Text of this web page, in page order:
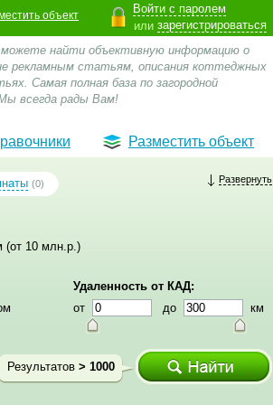
Войти с паролем
или зарегистрироваться
объект
найти объективную информацию о
рекламным статьям, описания коттеджных
Самая полная база по загородной
всегда рады Вам!
Разместить объект
(0) Развернуть
(от 10 млн.р.)
Удаленность от КАД:
от
до км
Результатов > 1000